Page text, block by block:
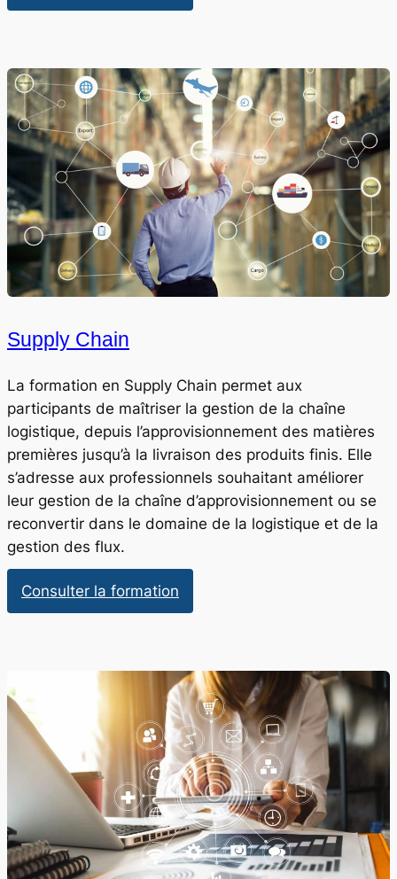
Hygiène
Supply Chain
La formation en Supply Chain permet aux
participants de maîtriser la gestion de la chaîne
logistique, depuis l’approvisionnement des matières
premières jusqu’à la livraison des produits finis. Elle
s’adresse aux professionnels souhaitant améliorer
leur gestion de la chaîne d’approvisionnement ou se
reconvertir dans le domaine de la logistique et de la
gestion des flux.
Consulter la formation
Supply